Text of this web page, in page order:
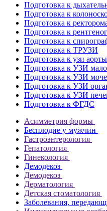
Подготовка к
Подготовка к
Подготовка к
Подготовка к
Подготовка к
Подготовка к ТРУЗИ
Подготовка к узи
Подготовка к УЗИ
Подготовка к УЗИ
Подготовка к УЗИ
Подготовка к УЗИ
Подготовка к ФГДС
Асимметрия формы
Бесплодие у мужчин
Гастроэнтерология
Гепатология
Гинекология
Демодекоз
Демодекоз
Дерматология
Детская стоматология
Заболевания,